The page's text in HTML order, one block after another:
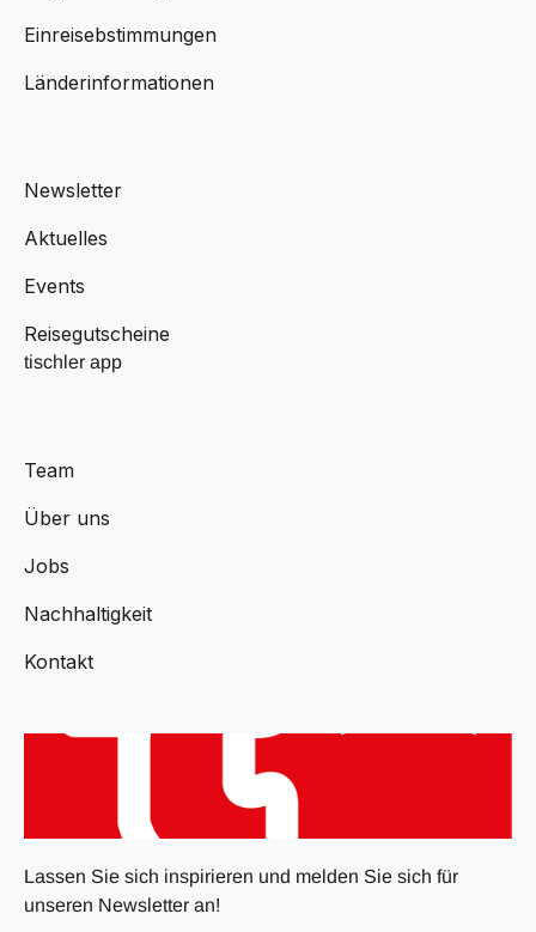
Einreisebstimmungen
Länderinformationen
Newsletter
Aktuelles
Events
Reisegutscheine
tischler app
Team
Über uns
Jobs
Nachhaltigkeit
Kontakt
Lassen Sie sich inspirieren und melden Sie sich für
unseren Newsletter an!